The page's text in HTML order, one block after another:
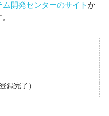
開発センターのサイト か
録完了）